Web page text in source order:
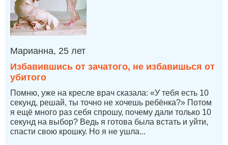
Марианна, 25 лет
Избавившись от зачатого, не избавишься от
убитого
Помню, уже на кресле врач сказала: «У тебя есть 10
секунд, решай, ты точно не хочешь ребёнка?» Потом
я ещё много раз себя спрошу, почему дали только 10
секунд на выбор? Ведь я готова была встать и уйти,
спасти свою крошку. Но я не ушла...